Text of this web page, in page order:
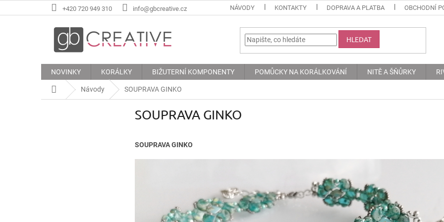
na
+420 720 949 310 info@gbcreative.cz NÁVODY KONTAKTY DOPRAVA A PLATBA OBCHODNÍ
HLEDAT
NOVINKY KORÁLKY BIŽUTERNÍ KOMPONENTY POMŮCKY NA KORÁLKOVÁNÍ NITĚ A ŠŇŮRKY
Domů Návody SOUPRAVA GINKO
SOUPRAVA GINKO
SOUPRAVA GINKO